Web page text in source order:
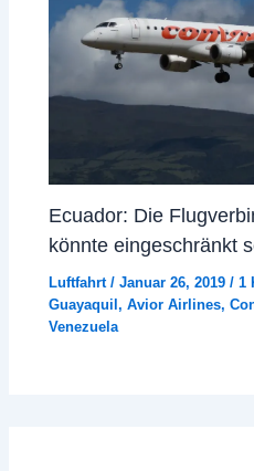
Ecuador: Die
könnte eingeschränkt
Luftfahrt/Januar 26, 2019/1
Guayaquil,Avior Airlines,
Venezuela